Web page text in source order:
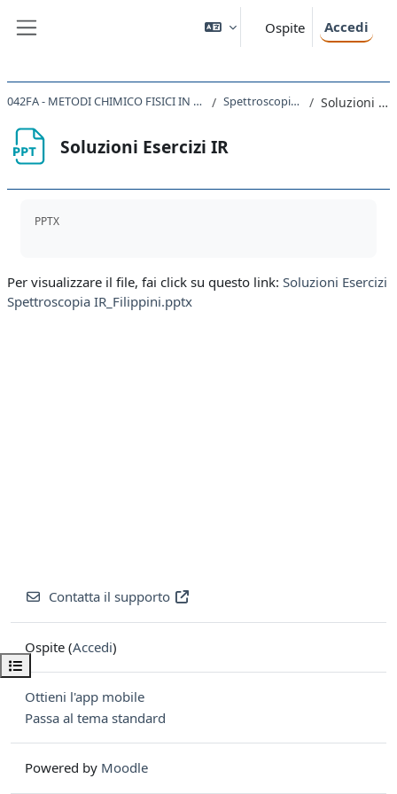
Ospite Accedi
Apri indice del corso
042FA - METODI CHIMICO FISICI IN CHIMICA ORGANICA 2023 Spettroscopia IR_ Filippini Soluzioni Esercizi IR
Soluzioni Esercizi IR
PPTX
Per visualizzare il file, fai click su questo link: Soluzioni Esercizi
Spettroscopia IR_Filippini.pptx
Contatta il supporto
Ospite (Accedi)
Ottieni l'app mobile
Passa al tema standard
Powered by Moodle